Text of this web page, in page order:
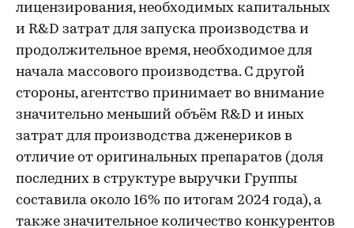
лицензирования, необходимых капитальных
и R&D затрат для запуска производства и
продолжительное время, необходимое для
начала массового производства. С другой
стороны, агентство принимает во внимание
значительно меньший объём R&D и иных
затрат для производства дженериков в
отличие от оригинальных препаратов (доля
последних в структуре выручки Группы
составила около 16% по итогам 2024 года), а
также значительное количество конкурентов